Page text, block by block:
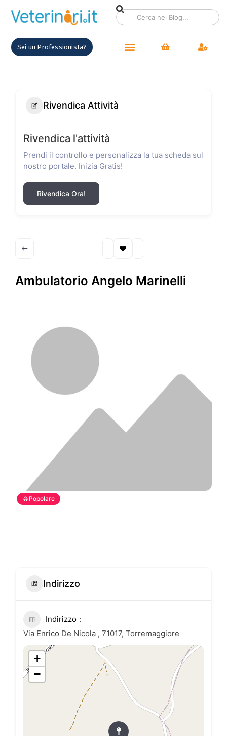
Sei un Professionista?
Rivendica Attività
Rivendica l'attività
Prendi il controllo e personalizza la tua scheda sul
nostro portale. Inizia Gratis!
Rivendica Ora!
Ambulatorio Angelo Marinelli
Popolare
Indirizzo
Indirizzo
Via Enrico De Nicola , 71017, Torremaggiore
+
−